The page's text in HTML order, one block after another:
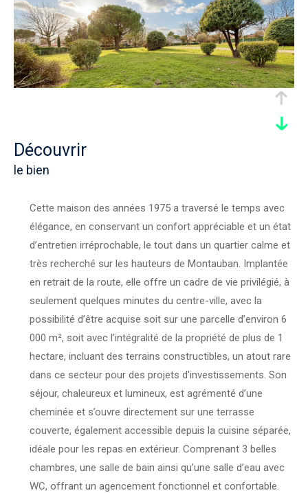
découvrir
le bien
Cette maison des années 1975 a traversé le temps avec
élégance, en conservant un confort appréciable et un état
d’entretien irréprochable, le tout dans un quartier calme et
très recherché sur les hauteurs de Montauban. Implantée
en retrait de la route, elle offre un cadre de vie privilégié, à
seulement quelques minutes du centre-ville, avec la
possibilité d’être acquise soit sur une parcelle d’environ 6
000 m², soit avec l’intégralité de la propriété de plus de 1
hectare, incluant des terrains constructibles, un atout rare
dans ce secteur pour des projets d'investissements. Son
séjour, chaleureux et lumineux, est agrémenté d’une
cheminée et s’ouvre directement sur une terrasse
couverte, également accessible depuis la cuisine séparée,
idéale pour les repas en extérieur. Comprenant 3 belles
chambres, une salle de bain ainsi qu’une salle d’eau avec
WC, offrant un agencement fonctionnel et confortable.